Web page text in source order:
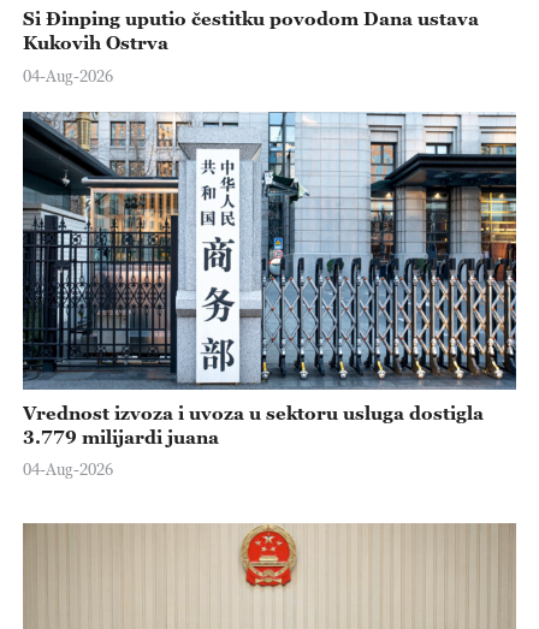
Si Đinping uputio čestitku povodom Dana ustava
Kukovih Ostrva
04-Aug-2026
Vrednost izvoza i uvoza u sektoru usluga dostigla
3.779 milijardi juana
04-Aug-2026